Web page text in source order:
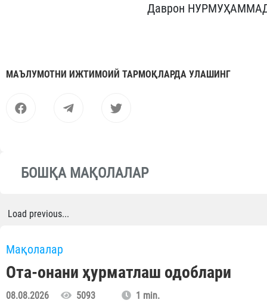
Даврон
МАЪЛУМОТНИ ИЖТИМОИЙ ТАРМОҚЛАРДА УЛАШИНГ
БОШҚА МАҚОЛАЛАР
Load previous...
Мақолалар
Ота-онани ҳурматлаш одоблари
08.08.2026 5093 1 min.